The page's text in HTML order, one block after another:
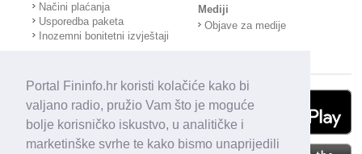
Portal Fininfo.hr koristi kolačiće kako bi
valjano radio, pružio Vam što je moguće
bolje korisničko iskustvo, u analitičke i
marketinške svrhe te kako bismo unaprijedili
Načini plaćanja
Usporedba paketa
Inozemni bonitetni izvještaji
Mediji
Objave za medije